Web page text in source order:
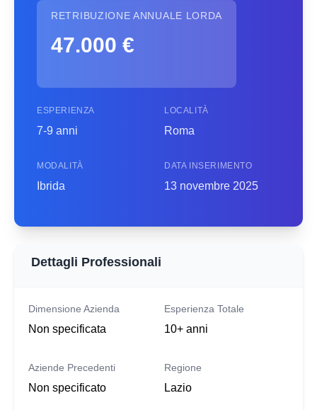
RETRIBUZIONE ANNUALE LORDA
47.000 €
ESPERIENZA
7-9 anni
LOCALITÀ
Roma
MODALITÀ
Ibrida
DATA INSERIMENTO
13 novembre 2025
Dettagli Professionali
Dimensione Azienda
Non specificata
Esperienza Totale
10+ anni
Aziende Precedenti
Non specificato
Regione
Lazio